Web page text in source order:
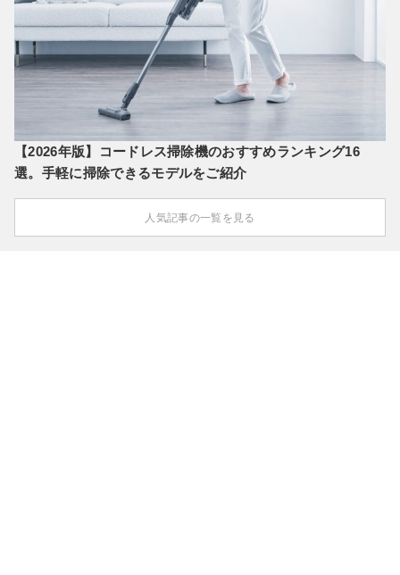
【2026年版】コードレス掃除機のおすすめランキング16
選。手軽に掃除できるモデルをご紹介
人気記事の一覧を見る